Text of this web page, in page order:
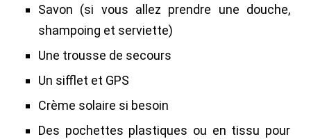
Savon (si vous allez prendre une douche,
shampoing et serviette)
Une trousse de secours
Un sifflet et GPS
Crème solaire si besoin
Des pochettes plastiques ou en tissu pour